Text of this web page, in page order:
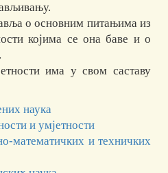
о основним питањима из
којима се она баве и о
има у свом саставу
наука
и умјетности
математичких и техничких